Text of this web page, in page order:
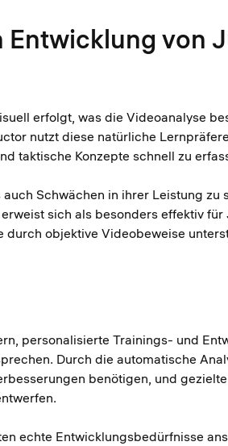
von
erfolgt, was die Videoanalyse
nutzt diese natürliche
taktische Konzepte schnell zu
Schwächen in ihrer Leistung zu
sich als besonders effektiv
objektive Videobeweise
personalisierte Trainings- und
Durch die automatische
benötigen, und
echte Entwicklungsbedürfnisse